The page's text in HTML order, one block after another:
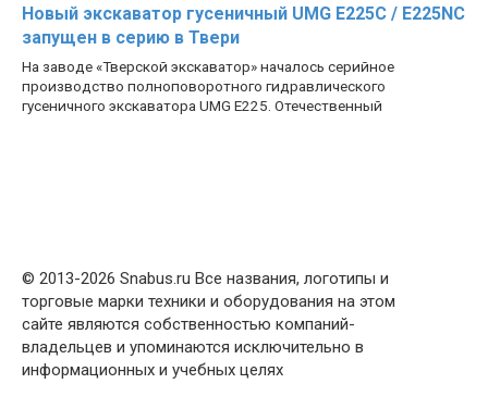
Новый экскаватор гусеничный UMG E225C / E225NC
запущен в серию в Твери
На заводе «Тверской экскаватор» началось серийное
производство полноповоротного гидравлического
гусеничного экскаватора UMG E225. Отечественный
© 2013-2026 Snabus.ru Все названия, логотипы и
торговые марки техники и оборудования на этом
сайте являются собственностью компаний-
владельцев и упоминаются исключительно в
информационных и учебных целях